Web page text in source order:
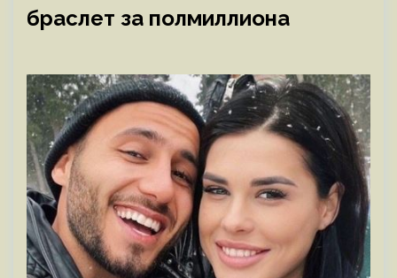
браслет за полмиллиона